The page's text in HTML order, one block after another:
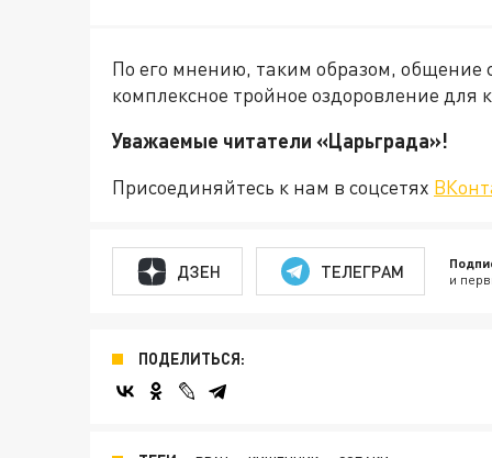
По его мнению, таким образом, общение
комплексное тройное оздоровление для
Уважаемые читатели
Присоединяйтесь к нам в соцсетях
ДЗЕН ТЕЛЕГРАМ и
ПОДЕЛИТЬСЯ: